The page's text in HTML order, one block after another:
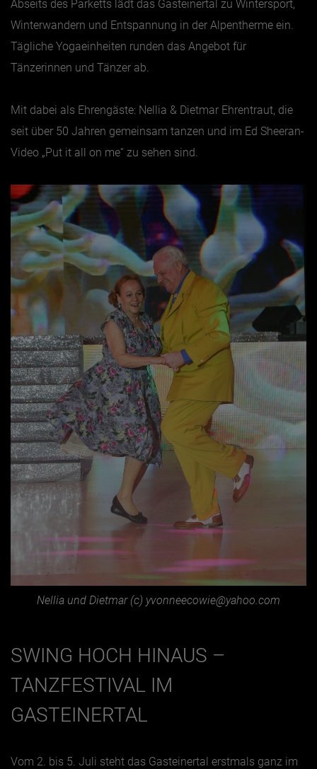
Abseits des Parketts lädt das Gasteinertal zu Wintersport,
Winterwandern und Entspannung in der Alpentherme ein.
Tägliche Yogaeinheiten runden das Angebot für
Tänzerinnen und Tänzer ab.
Mit dabei als Ehrengäste: Nellia & Dietmar Ehrentraut, die
seit über 50 Jahren gemeinsam tanzen und im Ed Sheeran-
Video „Put it all on me“ zu sehen sind.
Nellia und Dietmar (c) yvonneecowie@yahoo.com
SWING HOCH HINAUS –
TANZFESTIVAL IM
GASTEINERTAL
Vom 2. bis 5. Juli steht das Gasteinertal erstmals ganz im